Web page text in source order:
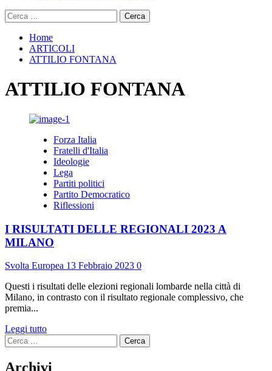
Ricerca
per:
Home
ARTICOLI
ATTILIO FONTANA
ATTILIO FONTANA
Forza Italia
Fratelli d'Italia
Ideologie
Lega
Partiti politici
Partito Democratico
Riflessioni
I RISULTATI DELLE REGIONALI 2023 A
MILANO
Svolta Europea 13 Febbraio 2023 0
Questi i risultati delle elezioni regionali lombarde nella città di
Milano, in contrasto con il risultato regionale complessivo, che
premia...
Leggi tuttoLeggi
più
su
Ricerca
per:
Archivi